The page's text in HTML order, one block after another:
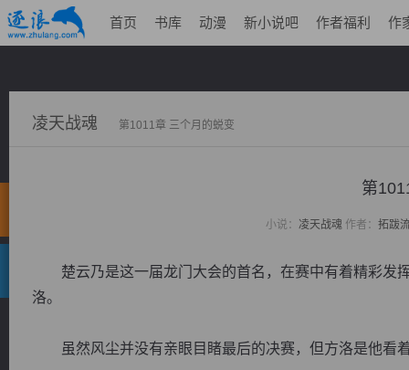
首页 书库 动漫 新小说吧 作者福利 作
凌天战魂 第1011章 三个月的蜕变
第
小说： 凌天战魂作者： 拓跋
楚云乃是这一届龙门大会的首名，在赛中有着精彩发
洛。
虽然风尘并没有亲眼目睹最后的决赛，但方洛是他看